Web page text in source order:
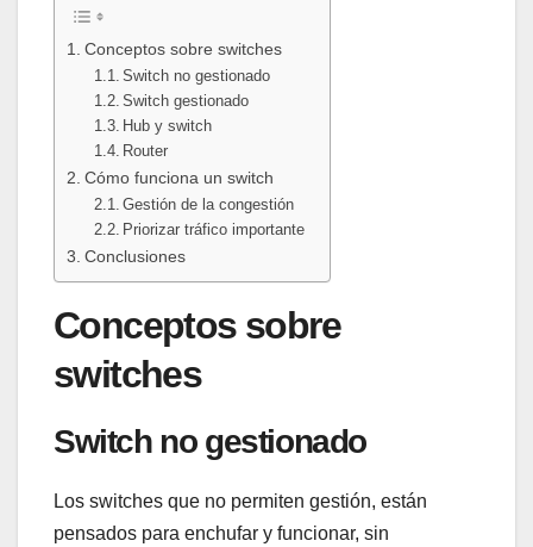
Conceptos sobre switches
Switch no gestionado
Switch gestionado
Hub y switch
Router
Cómo funciona un switch
Gestión de la congestión
Priorizar tráfico importante
Conclusiones
Conceptos sobre
switches
Switch no gestionado
Los switches que no permiten gestión, están
pensados para enchufar y funcionar, sin